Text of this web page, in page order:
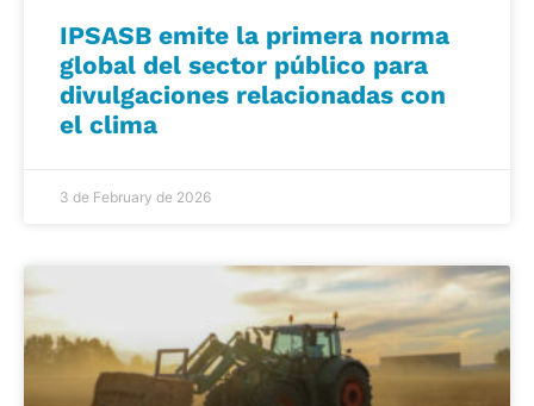
IPSASB emite la primera norma
global del sector público para
divulgaciones relacionadas con
el clima
3 de February de 2026